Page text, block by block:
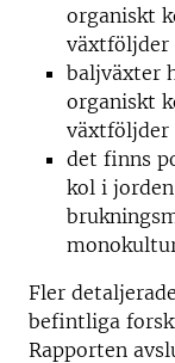
organiskt
växtföljder
baljväxter
organiskt
växtföljder
det finns
kol i
Fler
befintliga
Rapporten